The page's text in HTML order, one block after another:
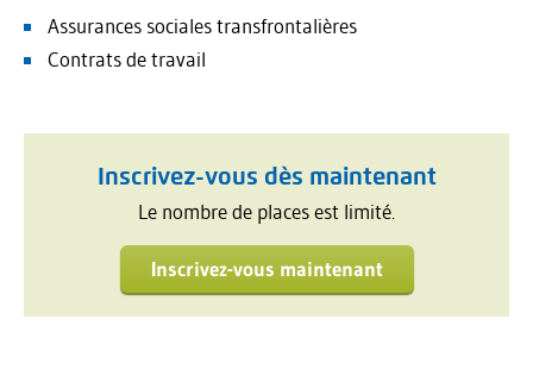
Assurances sociales transfrontalières
Contrats de travail
Inscrivez-vous dès maintenant
Le nombre de places est limité.
Inscrivez-vous maintenant